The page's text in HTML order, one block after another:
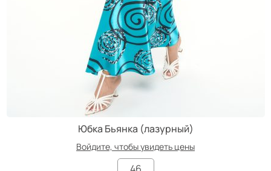
Юбка Бьянка (лазурный)
Войдите, чтобы увидеть цены